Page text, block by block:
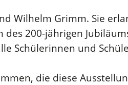
Wilhelm Grimm. Sie
des 200-jährigen
Schülerinnen und
die diese